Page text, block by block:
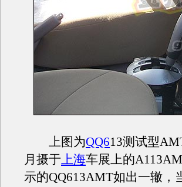
上图为QQ613测试型
月摄于上海车展上的
示的QQ613AMT如出一辙，